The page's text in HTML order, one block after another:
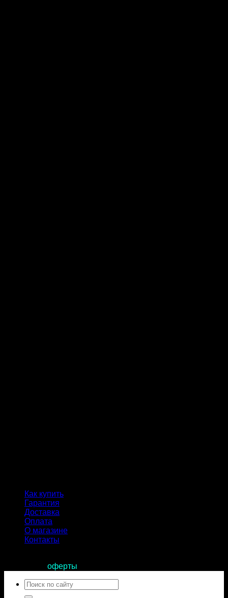
Как купить
Гарантия
Доставка
Оплата
О магазине
Контакты
оферты
Искать: